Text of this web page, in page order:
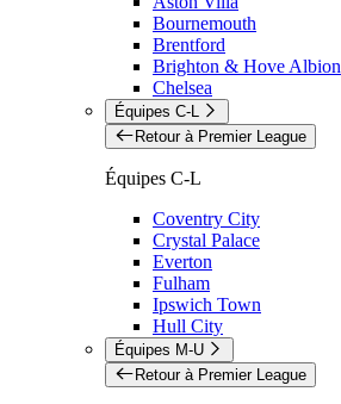
Bournemouth
Brentford
Brighton & Hove Albion
Chelsea
Équipes C-L
Retour à Premier League
Équipes C-L
Coventry City
Crystal Palace
Everton
Fulham
Ipswich Town
Hull City
Équipes M-U
Retour à Premier League